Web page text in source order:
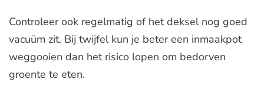
Controleer ook regelmatig of het deksel nog goed
vacuüm zit. Bij twijfel kun je beter een inmaakpot
weggooien dan het risico lopen om bedorven
groente te eten.